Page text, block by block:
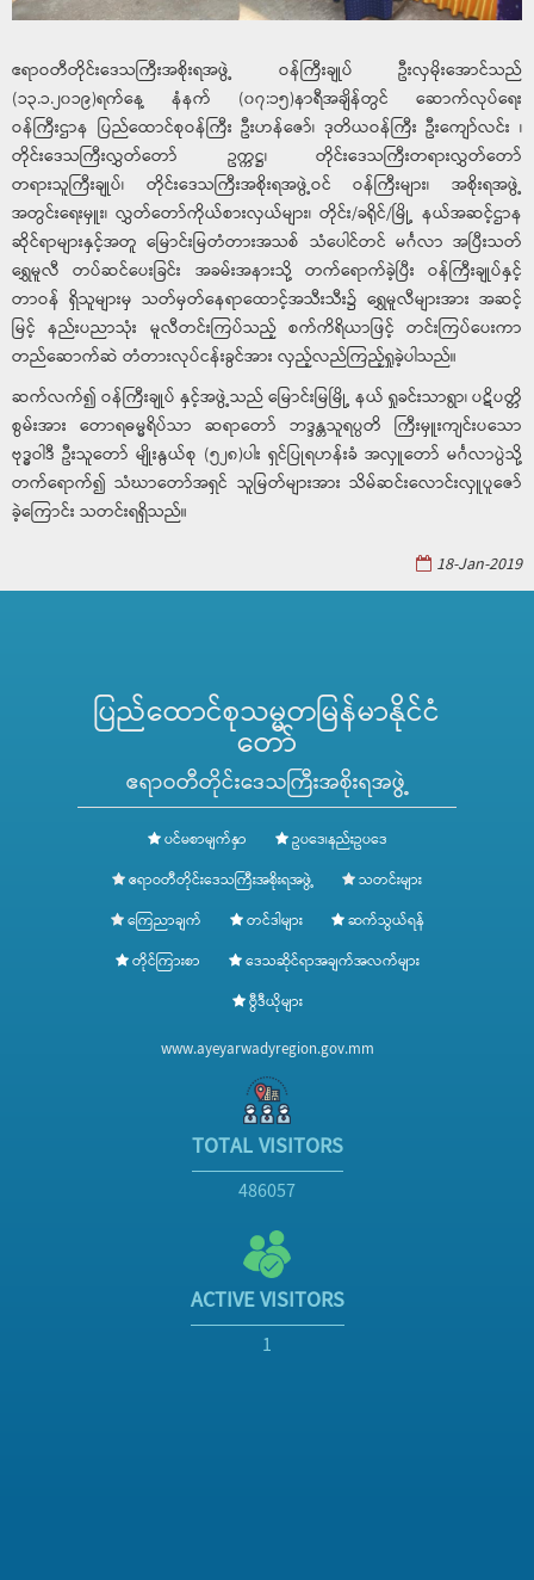
ဧရာဝတီတိုင်းဒေသကြီးအစိုးရအဖွဲ့ ဝန်ကြီးချုပ် ဦးလှမိုးအောင်သည်
(၁၃.၁.၂၀၁၉)ရက်နေ့ နံနက် (၀၇:၁၅)နာရီအချိန်တွင် ဆောက်လုပ်ရေး
ဝန်ကြီးဌာန ပြည်ထောင်စုဝန်ကြီး ဦးဟန်ဇော်၊ ဒုတိယဝန်ကြီး ဦးကျော်လင်း ၊
တိုင်းဒေသကြီးလွှတ်တော် ဥက္ကဋ္ဌ၊ တိုင်းဒေသကြီးတရားလွှတ်တော်
တရားသူကြီးချုပ်၊ တိုင်းဒေသကြီးအစိုးရအဖွဲ့ဝင် ဝန်ကြီးများ၊ အစိုးရအဖွဲ့
အတွင်းရေးမှူး၊ လွှတ်တော်ကိုယ်စားလှယ်များ၊ တိုင်း/ခရိုင်/မြို့ နယ်အဆင့်ဌာန
ဆိုင်ရာများနှင့်အတူ မြောင်းမြတံတားအသစ် သံပေါင်တင် မင်္ဂလာ အပြီးသတ်
ရွှေမူလီ တပ်ဆင်ပေးခြင်း အခမ်းအနားသို့ တက်ရောက်ခဲ့ပြီး ဝန်ကြီးချုပ်နှင့်
တာဝန် ရှိသူများမှ သတ်မှတ်နေရာထောင့်အသီးသီး၌ ရွှေမူလီများအား အဆင့်
မြင့် နည်းပညာသုံး မူလီတင်းကြပ်သည့် စက်ကိရိယာဖြင့် တင်းကြပ်ပေးကာ
တည်ဆောက်ဆဲ တံတားလုပ်ငန်းခွင်အား လှည့်လည်ကြည့်ရှုခဲ့ပါသည်။
ဆက်လက်၍ ဝန်ကြီးချုပ် နှင့်အဖွဲ့သည် မြောင်းမြမြို့ နယ် ရှုခင်းသာရွာ၊ ပဋိပတ္တိ
စွမ်းအား တောရဓမ္မရိပ်သာ ဆရာတော် ဘဒ္ဒန္တသူရပ္ပတိ ကြီးမှူးကျင်းပသော
ဗုဒ္ဓဝါဒီ ဦးသူတော် မျိုးနွယ်စု (၅၂၈)ပါး ရှင်ပြုရဟန်းခံ အလှူတော် မင်္ဂလာပွဲသို့
တက်ရောက်၍ သံဃာတော်အရှင် သူမြတ်များအား သိမ်ဆင်းလောင်းလှူပူဇော်
ခဲ့ကြောင်း သတင်းရရှိသည်။
18-Jan-2019
ပြည်ထောင်စုသမ္မတမြန်မာနိုင်ငံ
တော်
ဧရာဝတီတိုင်းဒေသကြီးအစိုးရအဖွဲ့
ပင်မစာမျက်နှာ
ဥပဒေ၊နည်းဥပဒေ
ဧရာဝတီတိုင်းဒေသကြီးအစိုးရအဖွဲ့
သတင်းများ
ကြေညာချက်
တင်ဒါများ
ဆက်သွယ်ရန်
တိုင်ကြားစာ
ဒေသဆိုင်ရာအချက်အလက်များ
ဗွီဒီယိုများ
www.ayeyarwadyregion.gov.mm
TOTAL VISITORS
486057
ACTIVE VISITORS
1